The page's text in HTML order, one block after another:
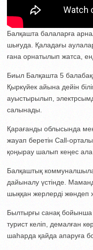
Балқашта балаларға
шығуда. Қаладағы
ғана орнатылып жатса,
Биыл Балқашта 5
Қыркүйек айына дейін
ауыстырылып,
салынады.
Қарағанды облысында
жауап беретін Call-
қоңырау шалып кеңес
Балқаштық
дайыналу үстінде.
шыққан жерлерді жөндеп
Былтырғы санақ
турист келіп, демалған
шаһарда қайда апаруға